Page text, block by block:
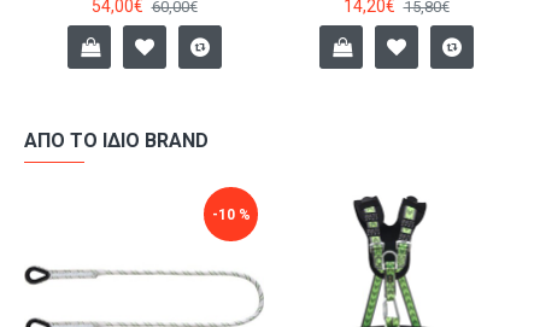
54,00€ 60,00€ 14,20€ 15,80€
ΑΠΌ ΤΟ ΊΔΙΟ BRAND
-10 %